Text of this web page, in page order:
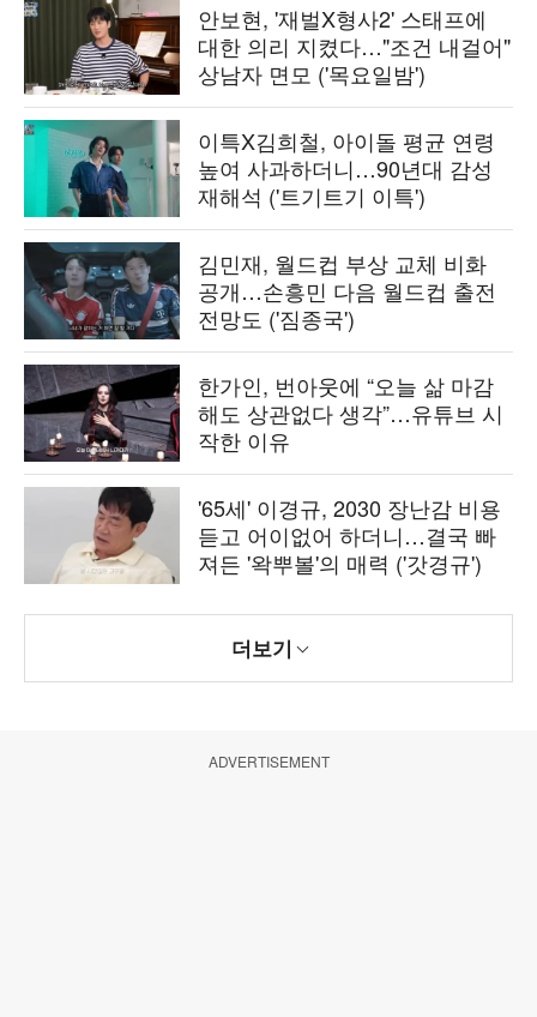
안보현, '재벌X형사2' 스태프에
대한 의리 지켰다…"조건 내걸어"
상남자 면모 ('목요일밤')
이특X김희철, 아이돌 평균 연령
높여 사과하더니…90년대 감성
재해석 ('트기트기 이특')
김민재, 월드컵 부상 교체 비화
공개…손흥민 다음 월드컵 출전
전망도 ('짐종국')
한가인, 번아웃에 “오늘 삶 마감
해도 상관없다 생각”…유튜브 시
작한 이유
'65세' 이경규, 2030 장난감 비용
듣고 어이없어 하더니…결국 빠
져든 '왁뿌볼'의 매력 ('갓경규')
더보기
ADVERTISEMENT